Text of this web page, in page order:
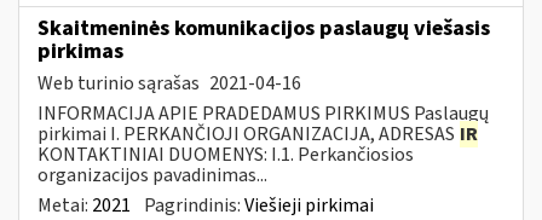
Skaitmeninės komunikacijos paslaugų viešasis
pirkimas
Web turinio sąrašas 2021-04-16
INFORMACIJA APIE PRADEDAMUS PIRKIMUS Paslaugų
pirkimai I. PERKANČIOJI ORGANIZACIJA, ADRESAS IR
KONTAKTINIAI DUOMENYS: I.1. Perkančiosios
organizacijos pavadinimas...
Metai: 2021 Pagrindinis:Viešieji pirkimai